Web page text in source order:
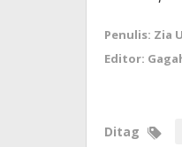
Penulis: Zia
Editor:
Ditag